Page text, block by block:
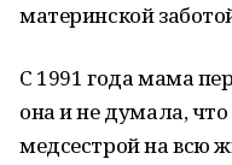
материнской
С 1991 года мама
она и не думала,
медсестрой на всю